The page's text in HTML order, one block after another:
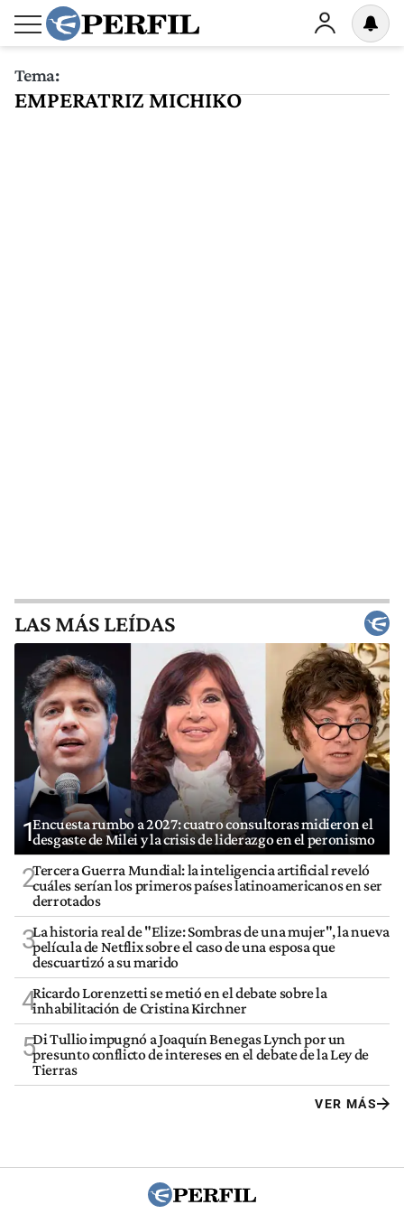
Tema:
EMPERATRIZ MICHIKO
LAS MÁS LEÍDAS
1Encuesta rumbo a 2027: cuatro consultoras midieron el
desgaste de Milei y la crisis de liderazgo en el peronismo
2Tercera Guerra Mundial: la inteligencia artificial reveló
cuáles serían los primeros países latinoamericanos en ser
derrotados
3La historia real de "Elize: Sombras de una mujer", la nueva
película de Netflix sobre el caso de una esposa que
descuartizó a su marido
4Ricardo Lorenzetti se metió en el debate sobre la
inhabilitación de Cristina Kirchner
5Di Tullio impugnó a Joaquín Benegas Lynch por un
presunto conflicto de intereses en el debate de la Ley de
Tierras
VER MÁS